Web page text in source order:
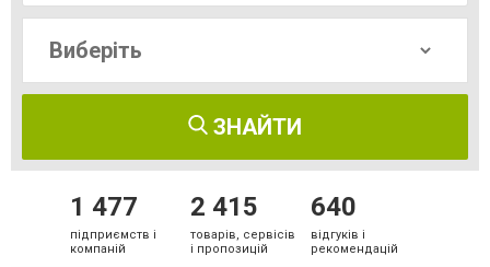
ЗНАЙТИ
1 477
підприємств і
компаній
2 415
товарів, сервісів
і пропозицій
640
відгуків і
рекомендацій